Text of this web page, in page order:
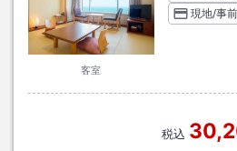
客室
現地/事
税込